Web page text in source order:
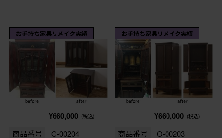
お手持ち家具リメイク実績
¥660,000 (税込)
商品番号 O-00204
お手持ち家具リメイク実績
¥660,000 (税込)
商品番号 O-00203